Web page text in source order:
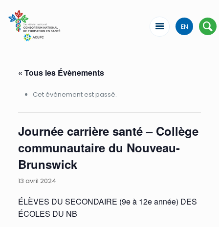
EN
« Tous les Évènements
Cet évènement est passé.
Journée carrière santé – Collège
communautaire du Nouveau-
Brunswick
13 avril 2024
ÉLÈVES DU SECONDAIRE (9e à 12e année) DES
ÉCOLES DU NB